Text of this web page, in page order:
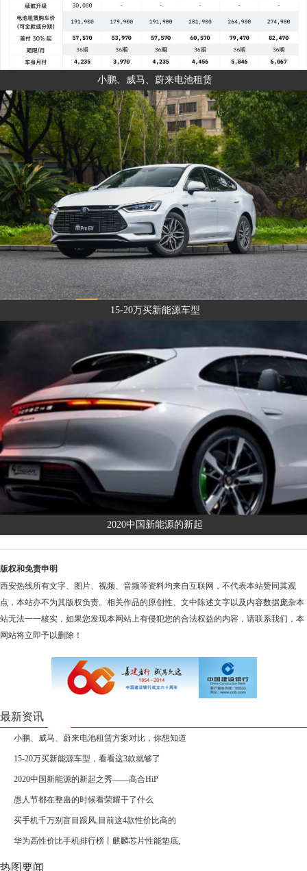
小鹏、威马、蔚来电池租赁
15-20万买新能源车型
2020中国新能源的新起
版权和免责申明
西安热线所有文字、图片、视频、音频等资料均来自互联网，不代表本站赞同其观
点，本站亦不为其版权负责。相关作品的原创性、文中陈述文字以及内容数据庞杂本
站无法一一核实，如果您发现本网站上有侵犯您的合法权益的内容，请联系我们，本
网站将立即予以删除！
最新资讯
小鹏、威马、蔚来电池租赁方案对比，你想知道
15-20万买新能源车型，看看这3款就够了
2020中国新能源的新起之秀——高合HiP
愚人节都在整蛊的时候看荣耀干了什么
买手机千万别盲目跟风,目前这4款性价比高的
华为高性价比手机排行榜丨麒麟芯片性能垫底,
热图要闻